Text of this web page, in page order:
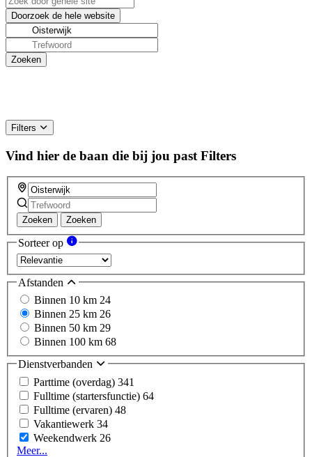
Filters
Vind hier de baan die bij jou past Filters
Zoeken Zoeken
Sorteer op
Afstanden
Binnen 10 km 24
Binnen 25 km 26
Binnen 50 km 29
Binnen 100 km 68
Dienstverbanden
Parttime (overdag) 341
Fulltime (startersfunctie) 64
Fulltime (ervaren) 48
Vakantiewerk 34
Weekendwerk 26
Meer...